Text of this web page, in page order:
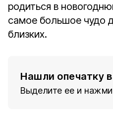
родиться в
самое большое чудо
близких.
Нашли опечатку
Выделите ее и